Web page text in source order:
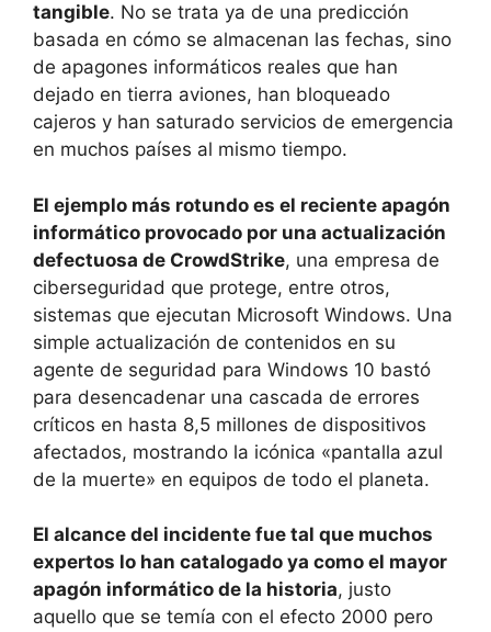
tangible. No se trata ya de una predicción
basada en cómo se almacenan las fechas, sino
de apagones informáticos reales que han
dejado en tierra aviones, han bloqueado
cajeros y han saturado servicios de emergencia
en muchos países al mismo tiempo.
El ejemplo más rotundo es el reciente apagón
informático provocado por una actualización
defectuosa de CrowdStrike, una empresa de
ciberseguridad que protege, entre otros,
sistemas que ejecutan Microsoft Windows. Una
simple actualización de contenidos en su
agente de seguridad para Windows 10 bastó
para desencadenar una cascada de errores
críticos en hasta 8,5 millones de dispositivos
afectados, mostrando la icónica «pantalla azul
de la muerte» en equipos de todo el planeta.
El alcance del incidente fue tal que muchos
expertos lo han catalogado ya como el mayor
apagón informático de la historia, justo
aquello que se temía con el efecto 2000 pero